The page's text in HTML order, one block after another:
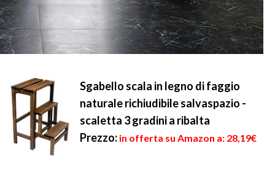
Sgabello scala in legno di faggio
naturale richiudibile salvaspazio -
scaletta 3 gradini a ribalta
Prezzo: in offerta su Amazon a: 28,19€